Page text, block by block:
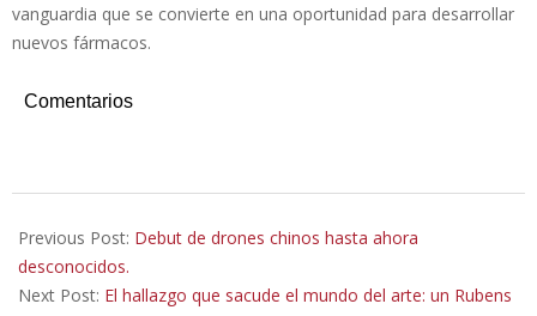
vanguardia que se convierte en una oportunidad para desarrollar
nuevos fármacos.
Comentarios
09-
19
Previous Post: Debut de drones chinos hasta ahora
desconocidos.
Next Post: El hallazgo que sacude el mundo del arte: un Rubens